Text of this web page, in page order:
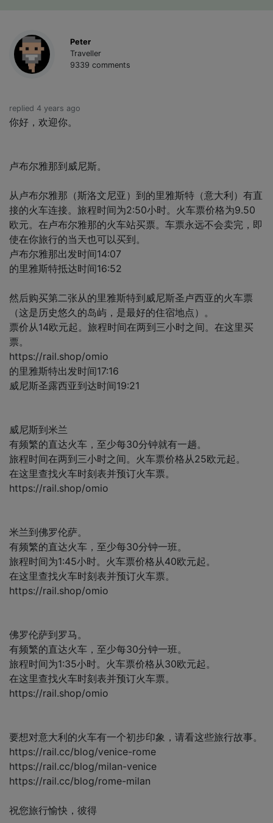
Peter
Traveller
9339 comments
replied 4 years ago
你好，欢迎你。
卢布尔雅那到威尼斯。
从卢布尔雅那（斯洛文尼亚）到的里雅斯特（意大利）有直
接的火车连接。旅程时间为2:50小时。火车票价格为9.50
欧元。在卢布尔雅那的火车站买票。车票永远不会卖完，即
使在你旅行的当天也可以买到。
卢布尔雅那出发时间14:07
的里雅斯特抵达时间16:52
然后购买第二张从的里雅斯特到威尼斯圣卢西亚的火车票
（这是历史悠久的岛屿，是最好的住宿地点）。
票价从14欧元起。旅程时间在两到三小时之间。在这里买
票。
https://rail.shop/omio
的里雅斯特出发时间17:16
威尼斯圣露西亚到达时间19:21
威尼斯到米兰
有频繁的直达火车，至少每30分钟就有一趟。
旅程时间在两到三小时之间。火车票价格从25欧元起。
在这里查找火车时刻表并预订火车票。
https://rail.shop/omio
米兰到佛罗伦萨。
有频繁的直达火车，至少每30分钟一班。
旅程时间为1:45小时。火车票价格从40欧元起。
在这里查找火车时刻表并预订火车票。
https://rail.shop/omio
佛罗伦萨到罗马。
有频繁的直达火车，至少每30分钟一班。
旅程时间为1:35小时。火车票价格从30欧元起。
在这里查找火车时刻表并预订火车票。
https://rail.shop/omio
要想对意大利的火车有一个初步印象，请看这些旅行故事。
https://rail.cc/blog/venice-rome
https://rail.cc/blog/milan-venice
https://rail.cc/blog/rome-milan
祝您旅行愉快，彼得